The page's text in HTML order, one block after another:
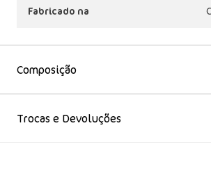
Fabricado na
Composição
Trocas e Devoluções